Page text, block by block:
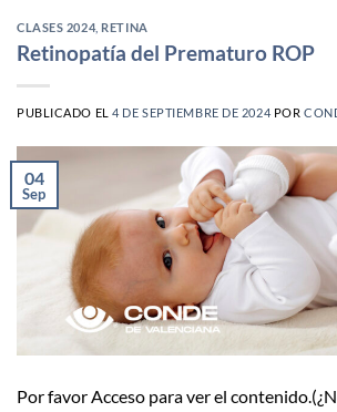
CLASES 2024, RETINA
Retinopatía del Prematuro ROP
PUBLICADO EL4 DE SEPTIEMBRE DE 2024POR
04
Sep
Por favor Acceso para ver el